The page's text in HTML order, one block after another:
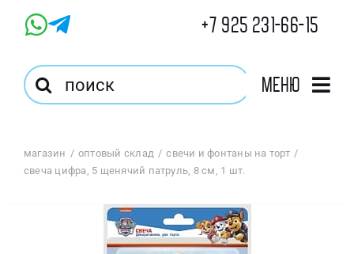
+7 925 231-66-15
Результат
поиска:
Меню
Магазин
Оптовый Магазин
магазин оптовый склад
свечи и фонтаны на торт
свеча цифра, 5 щенячий патруль, 8 см, 1 шт.